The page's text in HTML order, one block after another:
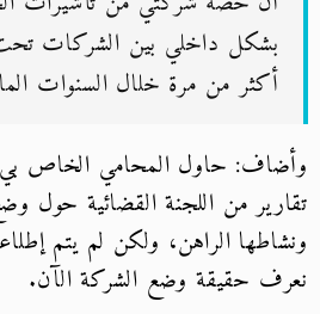
بشكل داخلي بين الشركات
أكثر من مرة خلال السنوات
وأضاف: حاول المحامي الخاص
تقارير من اللجنة القضائية حول
ونشاطها الراهن، ولكن لم يتم
نعرف حقيقة وضع الشركة الآن.